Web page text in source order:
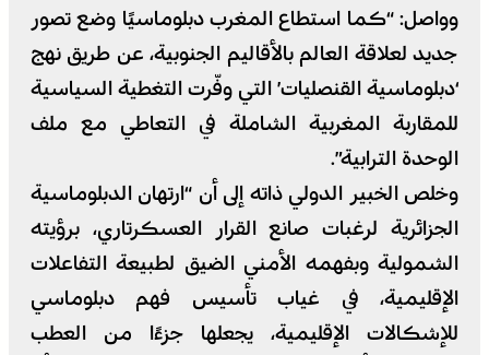
وواصل: “كما استطاع المغرب دبلوماسيًا وضع تصور
جديد لعلاقة العالم بالأقاليم الجنوبية، عن طريق نهج
‘دبلوماسية القنصليات’ التي وفّرت التغطية السياسية
للمقاربة المغربية الشاملة في التعاطي مع ملف
الوحدة الترابية”.
وخلص الخبير الدولي ذاته إلى أن “ارتهان الدبلوماسية
الجزائرية لرغبات صانع القرار العسكرتاري، برؤيته
الشمولية وبفهمه الأمني الضيق لطبيعة التفاعلات
الإقليمية، في غياب تأسيس فهم دبلوماسي
للإشكالات الإقليمية، يجعلها جزءًا من العطب